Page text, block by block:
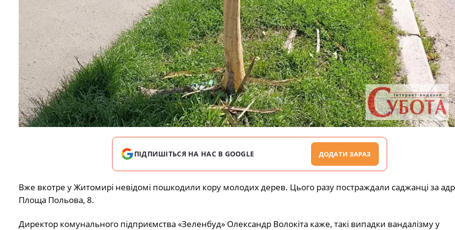
ПІДПИШІТЬСЯ НА НАС В GOOGLE ДОДАТИ ЗАРАЗ
Вже вкотре у Житомирі невідомі пошкодили кору молодих дерев. Цього разу постраждали саджанці за
Площа Польова, 8.
Директор комунального підприємства «Зеленбуд» Олександр Волокіта каже, такі випадки вандалізму у